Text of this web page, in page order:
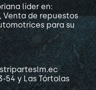
líder en:
Venta de repuestos
para su
54 y Las Tórtolas